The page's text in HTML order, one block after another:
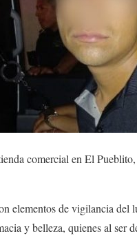
comercial en El
elementos de vigilancia del
y belleza, quienes al ser